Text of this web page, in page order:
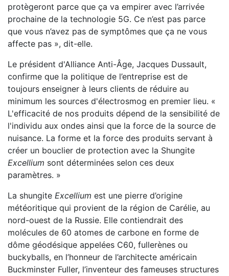
protègeront parce que ça va empirer avec l’arrivée
prochaine de la technologie 5G. Ce n’est pas parce
que vous n’avez pas de symptômes que ça ne vous
affecte pas », dit-elle.
Le président d'Alliance Anti-Âge, Jacques Dussault,
confirme que la politique de l’entreprise est de
toujours enseigner à leurs clients de réduire au
minimum les sources d'électrosmog en premier lieu. «
L'efficacité de nos produits dépend de la sensibilité de
l'individu aux ondes ainsi que la force de la source de
nuisance. La forme et la force des produits servant à
créer un bouclier de protection avec la Shungite
Excellium sont déterminées selon ces deux
paramètres. »
La shungite Excellium est une pierre d’origine
météoritique qui provient de la région de Carélie, au
nord-ouest de la Russie. Elle contiendrait des
molécules de 60 atomes de carbone en forme de
dôme géodésique appelées C60, fullerènes ou
buckyballs, en l’honneur de l’architecte américain
Buckminster Fuller, l’inventeur des fameuses structures